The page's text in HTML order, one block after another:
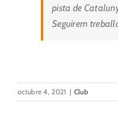
pista de
Seguirem
octubre 4, 2021 | Club